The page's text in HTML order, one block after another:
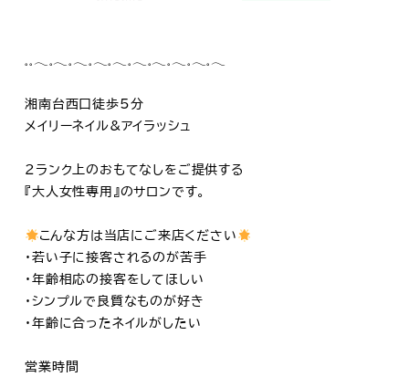
𓈒𓈒𓂃𓈒𓂃𓈒𓂃𓈒𓂃𓈒𓂃𓈒𓂃𓈒𓂃𓈒𓂃𓈒𓂃𓈒𓂃
湘南台西口徒歩5分
メイリーネイル&アイラッシュ
2ランク上のおもてなしをご提供する
『大人女性専用』のサロンです。
こんな方は当店にご来店ください
・若い子に接客されるのが苦手
・年齢相応の接客をしてほしい
・シンプルで良質なものが好き
・年齢に合ったネイルがしたい
営業時間